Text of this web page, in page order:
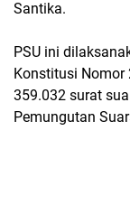
Santika.
PSU ini
Konstitusi Nomor
359.032 surat
Pemungutan